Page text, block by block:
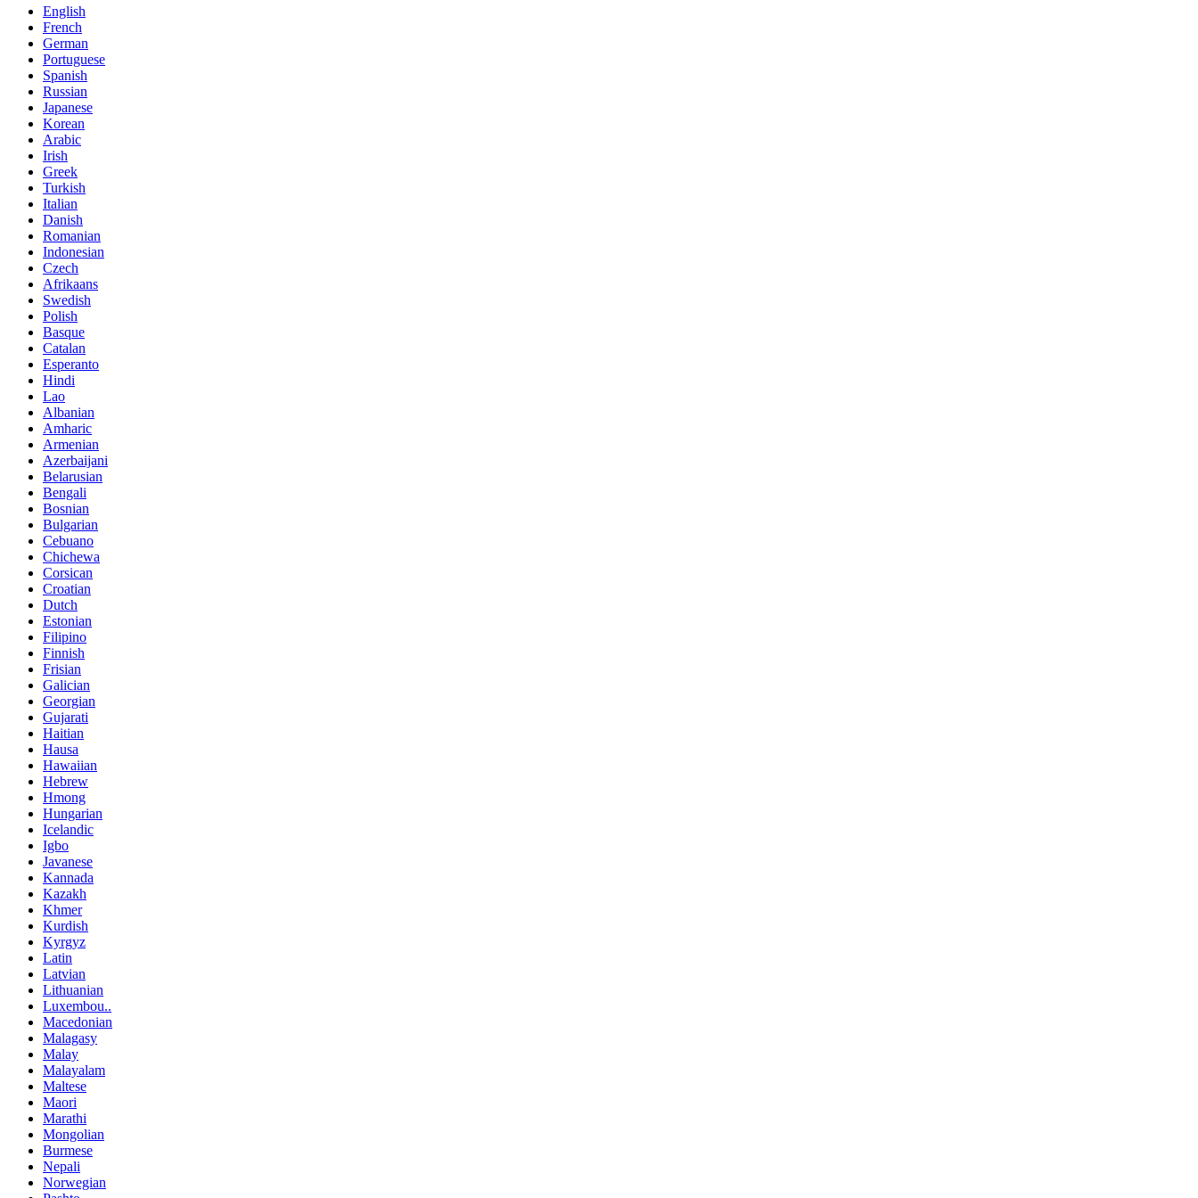
English
French
German
Portuguese
Spanish
Russian
Japanese
Korean
Arabic
Irish
Greek
Turkish
Italian
Danish
Romanian
Indonesian
Czech
Afrikaans
Swedish
Polish
Basque
Catalan
Esperanto
Hindi
Lao
Albanian
Amharic
Armenian
Azerbaijani
Belarusian
Bengali
Bosnian
Bulgarian
Cebuano
Chichewa
Corsican
Croatian
Dutch
Estonian
Filipino
Finnish
Frisian
Galician
Georgian
Gujarati
Haitian
Hausa
Hawaiian
Hebrew
Hmong
Hungarian
Icelandic
Igbo
Javanese
Kannada
Kazakh
Khmer
Kurdish
Kyrgyz
Latin
Latvian
Lithuanian
Luxembou..
Macedonian
Malagasy
Malay
Malayalam
Maltese
Maori
Marathi
Mongolian
Burmese
Nepali
Norwegian